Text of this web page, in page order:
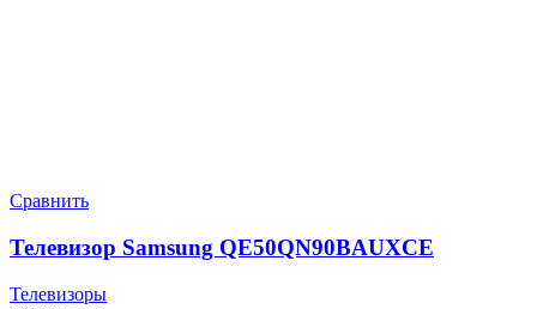
Сравнить
Телевизор Samsung QE50QN90BAUXCE
Телевизоры